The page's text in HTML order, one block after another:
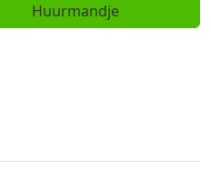
Huurmandje